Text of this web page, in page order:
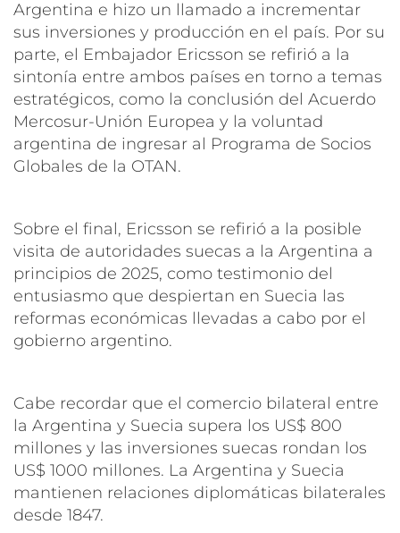
Argentina e hizo un llamado a incrementar
sus inversiones y producción en el país. Por su
parte, el Embajador Ericsson se refirió a la
sintonía entre ambos países en torno a temas
estratégicos, como la conclusión del Acuerdo
Mercosur-Unión Europea y la voluntad
argentina de ingresar al Programa de Socios
Globales de la OTAN.
Sobre el final, Ericsson se refirió a la posible
visita de autoridades suecas a la Argentina a
principios de 2025, como testimonio del
entusiasmo que despiertan en Suecia las
reformas económicas llevadas a cabo por el
gobierno argentino.
Cabe recordar que el comercio bilateral entre
la Argentina y Suecia supera los US$ 800
millones y las inversiones suecas rondan los
US$ 1000 millones. La Argentina y Suecia
mantienen relaciones diplomáticas bilaterales
desde 1847.